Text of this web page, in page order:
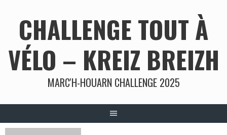
CHALLENGE TOUT À
VÉLO – KREIZ BREIZH
MARC'H-HOUARN CHALLENGE 2025